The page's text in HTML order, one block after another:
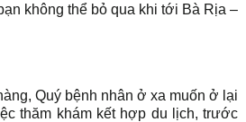
không thể bỏ qua khi tới Bà Rịa –
Quý bệnh nhân ở xa muốn ở lại
thăm khám kết hợp du lịch, trước